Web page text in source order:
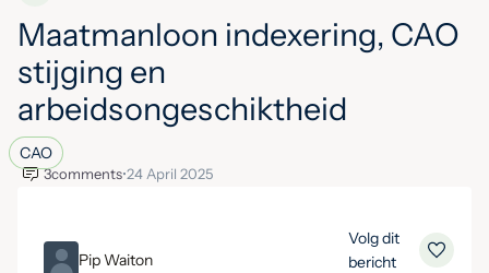
Maatmanloon indexering, CAO
stijging en
arbeidsongeschiktheid
CAO
3comments•24 April 2025
ML Pip Waiton
Volg dit
bericht